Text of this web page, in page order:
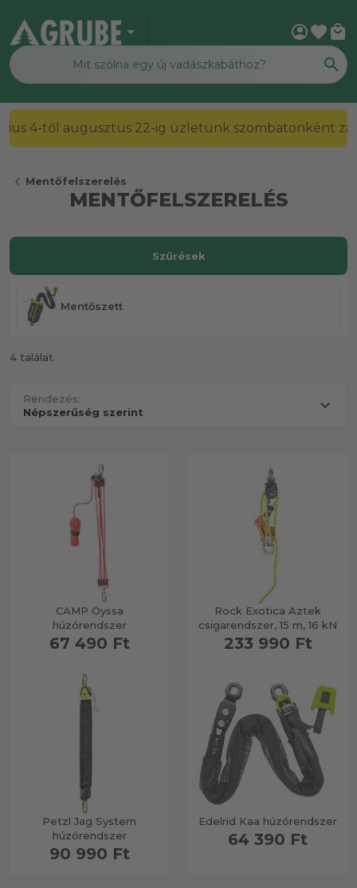
arrow_drop_down account_circlefavorite local_mall
4-től augusztus 22-ig üzletünk szombatonként
chevron_left Mentőfelszerelés
MENTŐFELSZERELÉS
Mentőszett
4 találat
Rendezés:
CAMP Oyssa
húzórendszer
67 490 Ft
Rock Exotica Aztek
csigarendszer, 15 m, 16 kN
233 990 Ft
Petzl Jag System
húzórendszer
90 990 Ft
Edelrid Kaa húzórendszer
64 390 Ft
Szűrések